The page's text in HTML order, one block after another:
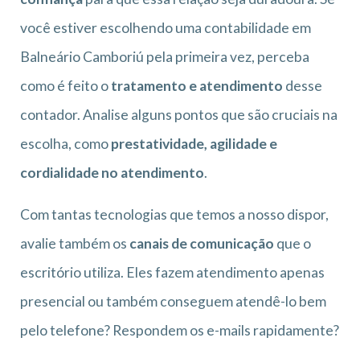
você estiver escolhendo uma contabilidade em
Balneário Camboriú pela primeira vez, perceba
como é feito otratamento e atendimento desse
contador. Analise alguns pontos que são cruciais na
escolha, comoprestatividade, agilidade e
cordialidade no atendimento.
Com tantas tecnologias que temos a nosso dispor,
avalie também os canais de comunicação que o
escritório utiliza. Eles fazem atendimento apenas
presencial ou também conseguem atendê-lo bem
pelo telefone? Respondem os e-mails rapidamente?